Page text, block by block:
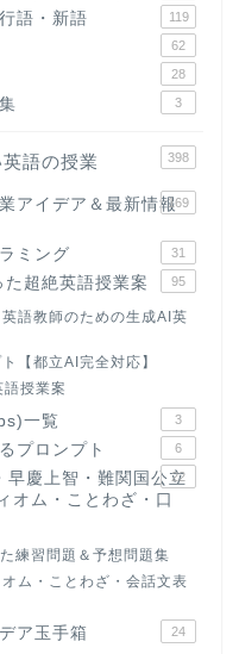
語・新語 119
62
28
3
語の授業 398
アイデア＆最新情報169
ミング 31
超絶英語授業案 95
語教師のための生成AI英
【都立AI完全対応】
授業案
一覧 3
プロンプト 6
早慶上智・難関国公立
オム・ことわざ・口
22
練習問題＆予想問題集
ム・ことわざ・会話文表
ア玉手箱 24